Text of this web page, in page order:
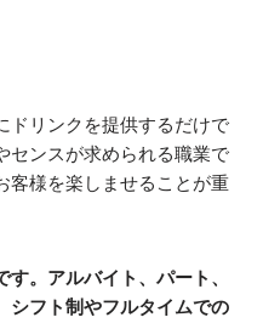
ドリンクを提供するだけで
センスが求められる職業で
客様を楽しませることが重
。アルバイト、パート、
シフト制やフルタイムでの